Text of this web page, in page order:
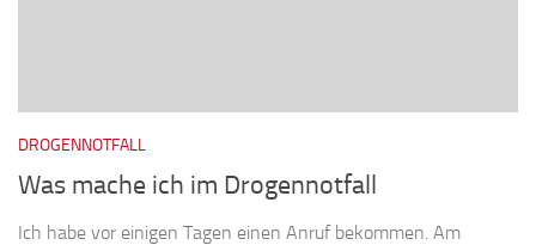
DROGENNOTFALL
Was mache ich im Drogennotfall
Ich habe vor einigen Tagen einen Anruf bekommen. Am